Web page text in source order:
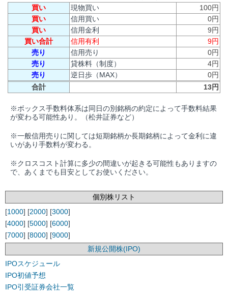
買い
現物買い
100円
買い
信用買い
0円
買い
信用金利
9円
買い合計
信用有利
9円
売り
信用売り
0円
売り
貸株料（制度）
4円
売り
逆日歩（MAX）
0円
合計
13円
※ボックス手数料体系は同日の別銘柄の約定によって手数料結果
が変わる可能性あり。（松井証券など）
※一般信用売りに関しては短期銘柄か長期銘柄によって金利に違
いがあり手数料が変わる。
※クロスコスト計算に多少の間違いが起きる可能性もありますの
で、あくまでも目安としてお使いください。
個別株リスト
[1000] [2000] [3000]
[4000] [5000] [6000]
[7000] [8000] [9000]
新規公開株(IPO)
IPOスケジュール
IPO初値予想
IPO引受証券会社一覧